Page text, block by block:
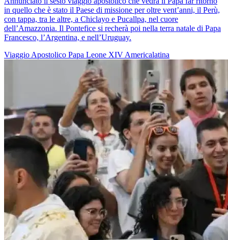
in quello che è stato il Paese di missione per oltre vent’anni, il Perù,
con tappa, tra le altre, a Chiclayo e Pucallpa, nel cuore
dell’Amazzonia. Il Pontefice si recherà poi nella terra natale di Papa
Francesco, l’Argentina, e nell’Uruguay.
Viaggio Apostolico Papa Leone XIV Americalatina